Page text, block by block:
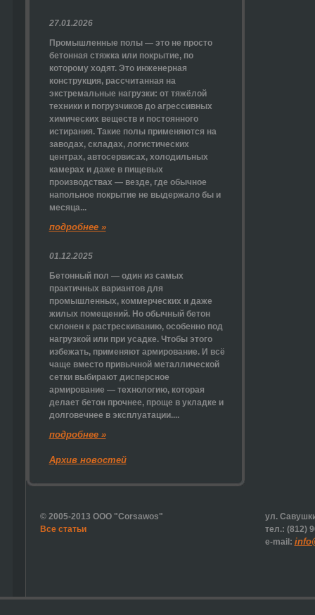
27.01.2026
Промышленные полы — это не просто
бетонная стяжка или покрытие, по
которому ходят. Это инженерная
конструкция, рассчитанная на
экстремальные нагрузки: от тяжёлой
техники и погрузчиков до агрессивных
химических веществ и постоянного
истирания. Такие полы применяются на
заводах, складах, логистических
центрах, автосервисах, холодильных
камерах и даже в пищевых
производствах — везде, где обычное
напольное покрытие не выдержало бы и
месяца...
подробнее »
01.12.2025
Бетонный пол — один из самых
практичных вариантов для
промышленных, коммерческих и даже
жилых помещений. Но обычный бетон
склонен к растрескиванию, особенно под
нагрузкой или при усадке. Чтобы этого
избежать, применяют армирование. И всё
чаще вместо привычной металлической
сетки выбирают дисперсное
армирование — технологию, которая
делает бетон прочнее, проще в укладке и
долговечнее в эксплуатации....
подробнее »
Архив новостей
© 2005-2013 ООО "Corsawos"
Все статьи
ул.
тел.: (812)
e-mail: